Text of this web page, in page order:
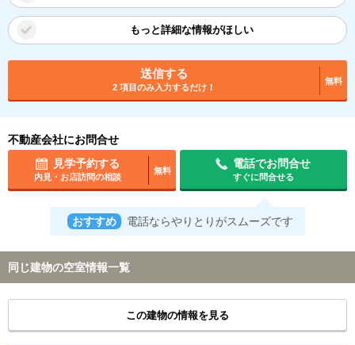
もっと詳細な情報がほしい
送信する
2 項目のみ入力するだけ！
無料
不動産会社にお問合せ
見学予約する
内見・お店訪問の相談
無料
電話でお問合せ
すぐに問合せる
おすすめ 電話ならやりとりがスムーズです
同じ建物の空室情報一覧
この建物の情報を見る